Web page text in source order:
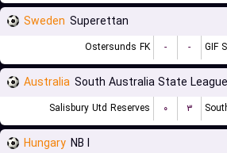
Sweden Superettan
Ostersunds FK - - GIF
Australia South Australia State
Salisbury Utd Reserves ۰ ۳
Hungary NB I